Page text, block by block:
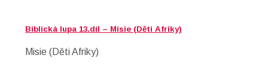
Biblická lupa 13.díl – Misie (Děti Afriky)
Misie (Děti Afriky)